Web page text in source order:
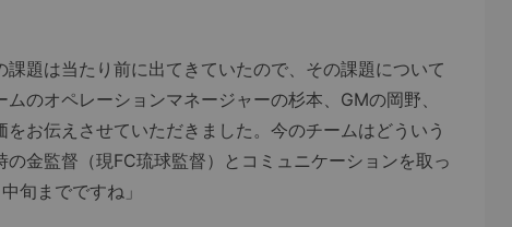
題は当たり前に出てきていたので、その課題について
のオペレーションマネージャーの杉本、GMの岡野、
お伝えさせていただきました。今のチームはどういう
金監督（現FC琉球監督）とコミュニケーションを取っ
旬までですね」